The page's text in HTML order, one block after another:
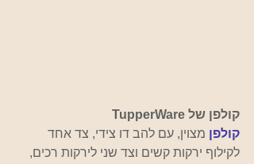
קולפן של TupperWare
קולפן מצוין, עם להב דו צידי, צד אחד
לקילוף ירקות קשים וצד שני לירקות רכים,